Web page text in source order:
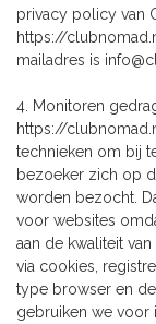
privacy policy van
https://
mailadres is
4. Monitoren
https://
technieken om bij
bezoeker zich op
worden bezocht.
voor websites
aan de kwaliteit
via cookies,
type browser en
gebruiken we voor